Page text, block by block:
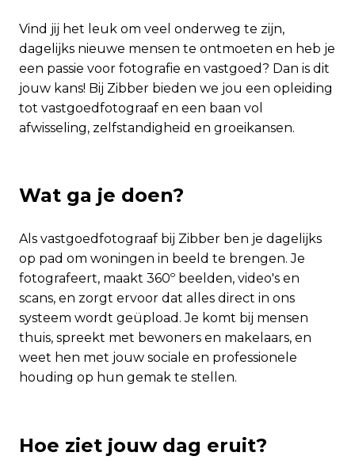
Vind jij het leuk om veel onderweg te zijn,
dagelijks nieuwe mensen te ontmoeten en heb je
een passie voor fotografie en vastgoed? Dan is dit
jouw kans! Bij Zibber bieden we jou een opleiding
tot vastgoedfotograaf en een baan vol
afwisseling, zelfstandigheid en groeikansen.
Wat ga je doen?
Als vastgoedfotograaf bij Zibber ben je dagelijks
op pad om woningen in beeld te brengen. Je
fotografeert, maakt 360º beelden, video's en
scans, en zorgt ervoor dat alles direct in ons
systeem wordt geüpload. Je komt bij mensen
thuis, spreekt met bewoners en makelaars, en
weet hen met jouw sociale en professionele
houding op hun gemak te stellen.
Hoe ziet jouw dag eruit?